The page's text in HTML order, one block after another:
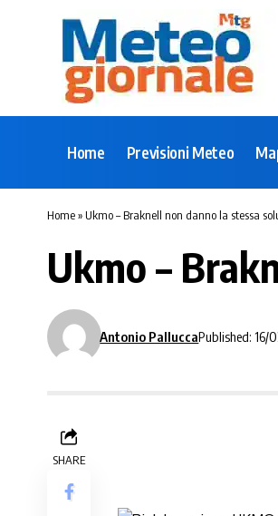
Home Previsioni Meteo
Home»Ukmo – Braknell non danno la stessa
Ukmo –
Antonio PalluccaPublished: 16/
SHARE